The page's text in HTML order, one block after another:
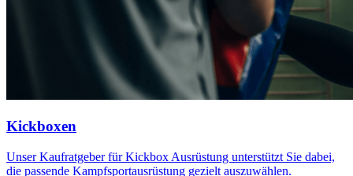
Kickboxen
Unser Kaufratgeber für Kickbox Ausrüstung unterstützt Sie dabei,
die passende Kampfsportausrüstung gezielt auszuwählen.